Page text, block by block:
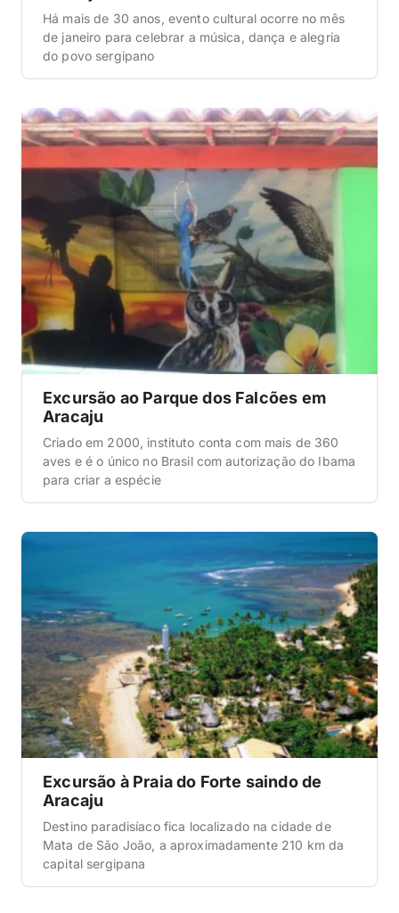
Há mais de 30 anos, evento cultural ocorre no mês
de janeiro para celebrar a música, dança e alegria
do povo sergipano
Excursão ao Parque dos Falcões em
Aracaju
Criado em 2000, instituto conta com mais de 360
aves e é o único no Brasil com autorização do Ibama
para criar a espécie
Excursão à Praia do Forte saindo de
Aracaju
Destino paradisíaco fica localizado na cidade de
Mata de São João, a aproximadamente 210 km da
capital sergipana